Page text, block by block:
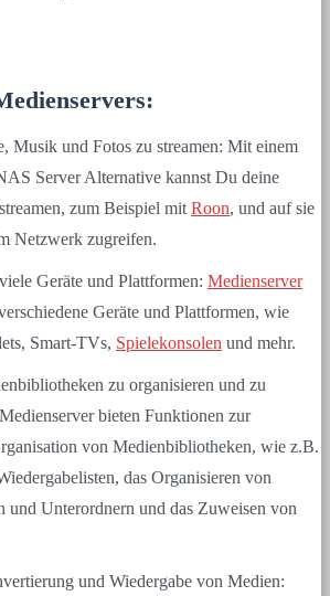
Musik und Fotos zu streamen: Mit einem
Server Alternative kannst Du deine
zum Beispiel mit Roon, und auf sie
Netzwerk zugreifen.
Geräte und Plattformen: Medienserver
Geräte und Plattformen, wie
Smart-TVs, Spielekonsolen und mehr.
zu organisieren und zu
bieten Funktionen zur
von Medienbibliotheken, wie z.B.
das Organisieren von
und Unterordnern und das Zuweisen von
und Wiedergabe von Medien: